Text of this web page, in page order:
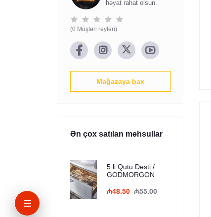
həyat rahat olsun.
(0 Müştəri rəyləri)
Mağazaya bax
Ən çox satılan məhsullar
5 li Qutu Dəsti /
GODMORGON
₼48.50 ₼55.00